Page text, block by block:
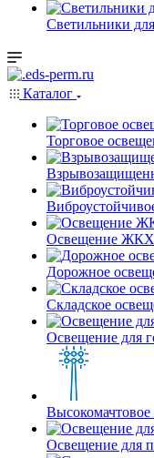
Светильники
Каталог
Торговое
Освещение ЖКХ
Дорожное
Складское
Освещение для
Освещение для